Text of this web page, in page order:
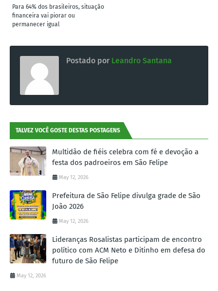
Para 64% dos brasileiros, situação
financeira vai piorar ou
permanecer igual
Postado por Leandro Santana
TALVEZ VOCÊ GOSTE DESTAS POSTAGENS
Multidão de fiéis celebra com fé e devoção a
festa dos padroeiros em São Felipe
May 12, 2026
Prefeitura de São Felipe divulga grade de São
João 2026
May 12, 2026
Lideranças Rosalistas participam de encontro
político com ACM Neto e Ditinho em defesa do
futuro de São Felipe
May 12, 2026